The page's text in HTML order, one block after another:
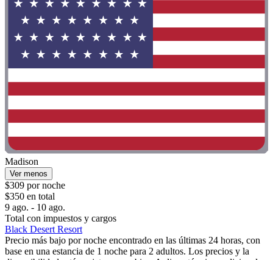
Madison
Ver menos
$309 por noche
$350 en total
9 ago. - 10 ago.
Total con impuestos y cargos
Black Desert Resort
Precio más bajo por noche encontrado en las últimas 24 horas, con
base en una estancia de 1 noche para 2 adultos. Los precios y la